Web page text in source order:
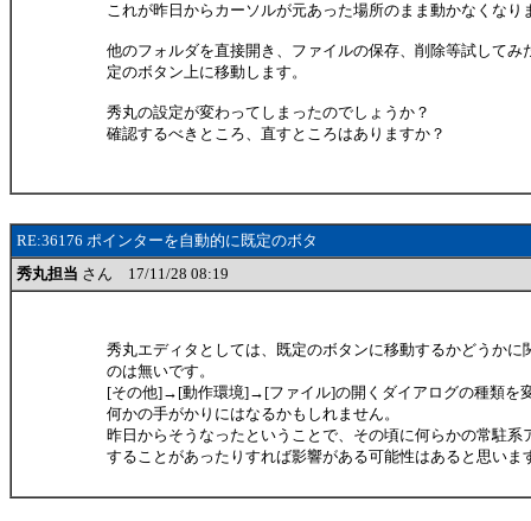
これが昨日からカーソルが元あった場所のまま動かなくなり
他のフォルダを直接開き、ファイルの保存、削除等試してみ
定のボタン上に移動します。
秀丸の設定が変わってしまったのでしょうか？
確認するべきところ、直すところはありますか？
RE:36176 ポインターを自動的に既定のボタ
秀丸担当 さん 17/11/28 08:19
秀丸エディタとしては、既定のボタンに移動するかどうかに
のは無いです。
[その他]→[動作環境]→[ファイル]の開くダイアログの種類を
何かの手がかりにはなるかもしれません。
昨日からそうなったということで、その頃に何らかの常駐系
することがあったりすれば影響がある可能性はあると思いま